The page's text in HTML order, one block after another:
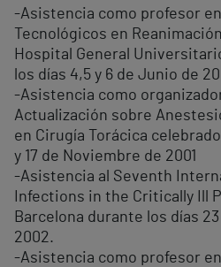
-Asistencia como profesor
Tecnológicos en
Hospital General
los días 4,5 y 6 de Junio de
-Asistencia como
Actualización sobre
en Cirugía Torácica
y 17 de Noviembre de 2001
-Asistencia al Seventh
Infections in the Critically Ill
Barcelona durante los días
2002.
-Asistencia como profesor